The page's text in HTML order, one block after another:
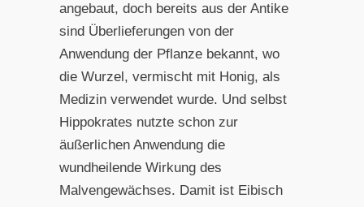
angebaut, doch bereits aus der Antike
sind Überlieferungen von der
Anwendung der Pflanze bekannt, wo
die Wurzel, vermischt mit Honig, als
Medizin verwendet wurde. Und selbst
Hippokrates nutzte schon zur
äußerlichen Anwendung die
wundheilende Wirkung des
Malvengewächses. Damit ist Eibisch